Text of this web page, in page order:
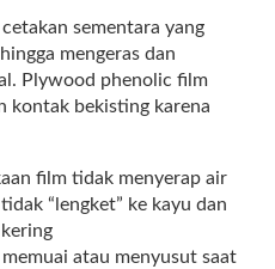
sementara yang
mengeras dan
Plywood phenolic film
kontak bekisting karena
film tidak menyerap air
“lengket” ke kayu dan
atau menyusut saat